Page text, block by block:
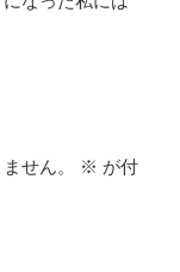
せん。 ※ が付